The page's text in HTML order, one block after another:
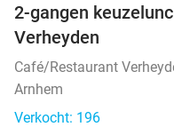
2-gangen
Verheyden
Café/Restaurant
Arnhem
Verkocht: 196